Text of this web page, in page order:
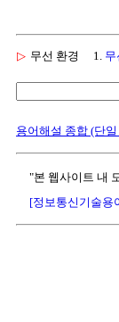
▷ 무선 환경 1. 무
용어해설 종합 (단
"본 웹사이트 내
[정보통신기술용